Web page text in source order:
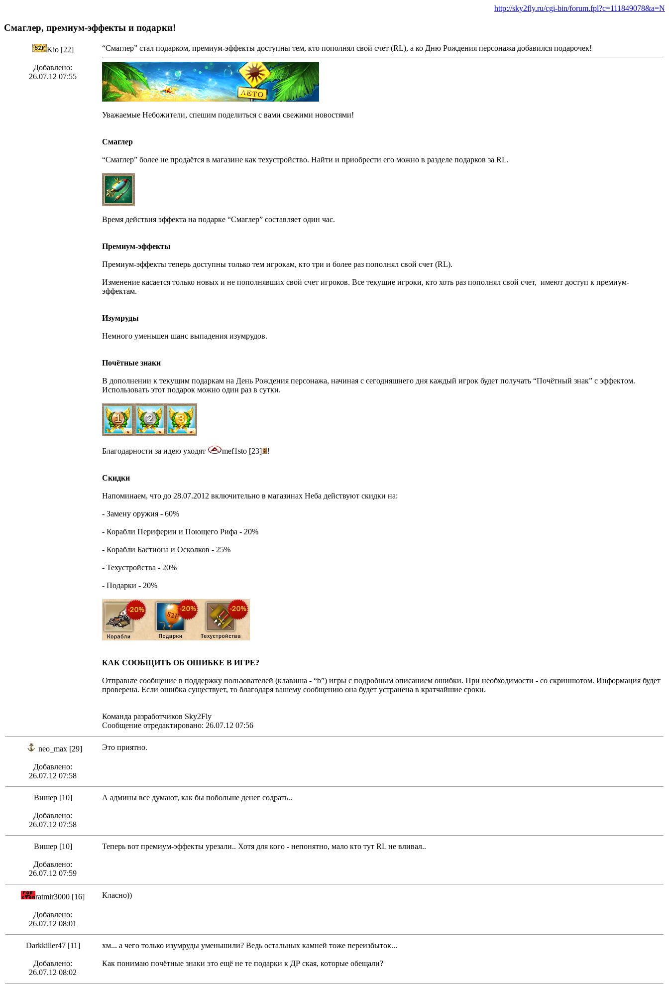
http://sky2fly.ru/cgi-bin/forum.fpl?c=111849078&a=N
Смаглер, премиум-эффекты и подарки!
Kio [22]
Добавлено:
26.07.12 07:55
“Смаглер” стал подарком, премиум-эффекты доступны тем, кто пополнял свой счет (RL), а ко Дню Рождения персонажа добавился подарочек!
Уважаемые Небожители, спешим поделиться с вами свежими новостями!
Смаглер
“Смаглер” более не продаётся в магазине как техустройство. Найти и приобрести его можно в разделе подарков за RL.
Время действия эффекта на подарке “Смаглер” составляет один час.
Премиум-эффекты
Премиум-эффекты теперь доступны только тем игрокам, кто три и более раз пополнял свой счет (RL).
Изменение касается только новых и не пополнявших свой счет игроков. Все текущие игроки, кто хоть раз пополнял свой счет, имеют доступ к премиум-
эффектам.
Изумруды
Немного уменьшен шанс выпадения изумрудов.
Почётные знаки
В дополнении к текущим подаркам на День Рождения персонажа, начиная с сегодняшнего дня каждый игрок будет получать “Почётный знак” с эффектом.
Использовать этот подарок можно один раз в сутки.
Благодарности за идею уходят mef1sto [23] !
Скидки
Напоминаем, что до 28.07.2012 включительно в магазинах Неба действуют скидки на:
- Замену оружия - 60%
- Корабли Периферии и Поющего Рифа - 20%
- Корабли Бастиона и Осколков - 25%
- Техустройства - 20%
- Подарки - 20%
КАК СООБЩИТЬ ОБ ОШИБКЕ В ИГРЕ?
Отправьте сообщение в поддержку пользователей (клавиша - “b”) игры с подробным описанием ошибки. При необходимости - со скриншотом. Информация будет
проверена. Если ошибка существует, то благодаря вашему сообщению она будет устранена в кратчайшие сроки.
Команда разработчиков Sky2Fly
Сообщение отредактировано: 26.07.12 07:56
neo_max [29]
Добавлено:
26.07.12 07:58
Это приятно.
Вишер [10]
Добавлено:
26.07.12 07:58
А админы все думают, как бы побольше денег содрать..
Вишер [10]
Добавлено:
26.07.12 07:59
Теперь вот премиум-эффекты урезали.. Хотя для кого - непонятно, мало кто тут RL не вливал..
ratmir3000 [16]
Добавлено:
26.07.12 08:01
Класно))
Darkkiller47 [11]
Добавлено:
26.07.12 08:02
хм... а чего только изумруды уменьшили? Ведь остальных камней тоже переизбыток...
Как понимаю почётные знаки это ещё не те подарки к ДР ская, которые обещали?